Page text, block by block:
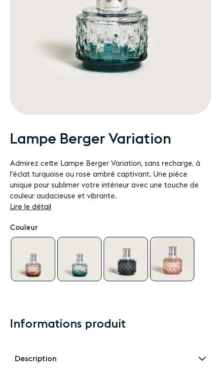
Passer
au
de
la
Galerie
d’images
Lampe Berger Variation
Admirez cette Lampe Berger Variation, sans recharge, à
l'éclat turquoise ou rose ambré captivant. Une pièce
unique pour sublimer votre intérieur avec une touche de
couleur audacieuse et vibrante.
Lire le détail
Couleur
Informations produit
Description